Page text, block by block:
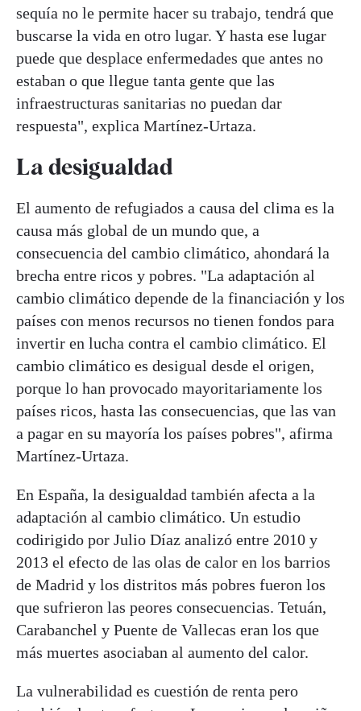
sequía no le permite hacer su trabajo, tendrá que
buscarse la vida en otro lugar. Y hasta ese lugar
puede que desplace enfermedades que antes no
estaban o que llegue tanta gente que las
infraestructuras sanitarias no puedan dar
respuesta", explica Martínez-Urtaza.
La desigualdad
El aumento de refugiados a causa del clima es la
causa más global de un mundo que, a
consecuencia del cambio climático, ahondará la
brecha entre ricos y pobres. "La adaptación al
cambio climático depende de la financiación y los
países con menos recursos no tienen fondos para
invertir en lucha contra el cambio climático. El
cambio climático es desigual desde el origen,
porque lo han provocado mayoritariamente los
países ricos, hasta las consecuencias, que las van
a pagar en su mayoría los países pobres", afirma
Martínez-Urtaza.
En España, la desigualdad también afecta a la
adaptación al cambio climático. Un estudio
codirigido por Julio Díaz analizó entre 2010 y
2013 el efecto de las olas de calor en los barrios
de Madrid y los distritos más pobres fueron los
que sufrieron las peores consecuencias. Tetuán,
Carabanchel y Puente de Vallecas eran los que
más muertes asociaban al aumento del calor.
La vulnerabilidad es cuestión de renta pero